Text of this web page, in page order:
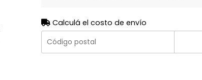
Calculá el costo de envío